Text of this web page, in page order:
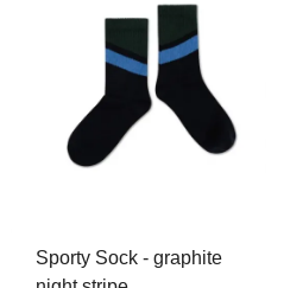
Sporty Sock - graphite